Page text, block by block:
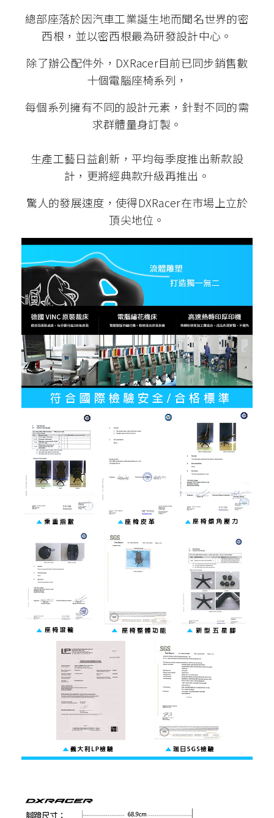
總部座落於因汽車工業誕生地而聞名世界的密
西根，並以密西根最為研發設計中心。
除了辦公配件外，DXRacer目前已同步銷售數
十個電腦座椅系列，
每個系列擁有不同的設計元素，針對不同的需
求群體量身訂製。
生產工藝日益創新，平均每季度推出新款設
計，更將經典款升級再推出。
驚人的發展速度，使得DXRacer在市場上立於
頂尖地位。